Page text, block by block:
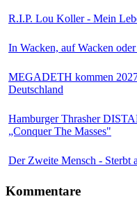
R.I.P. Lou Koller - Mein
In Wacken, auf Wacken
MEGADETH kommen
Deutschland
Hamburger Thrasher
„Conquer The Masses"
Der Zweite Mensch - Sterbt
Kommentare